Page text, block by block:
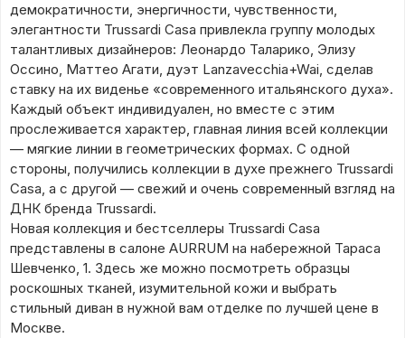
демократичности, энергичности, чувственности,
элегантности Trussardi Casa привлекла группу молодых
талантливых дизайнеров: Леонардо Таларико, Элизу
Оссино, Маттео Агати, дуэт Lanzavecchia+Wai, сделав
ставку на их виденье «современного итальянского духа».
Каждый объект индивидуален, но вместе с этим
прослеживается характер, главная линия всей коллекции
— мягкие линии в геометрических формах. С одной
стороны, получились коллекции в духе прежнего Trussardi
Casa, а с другой — свежий и очень современный взгляд на
ДНК бренда Trussardi.
Новая коллекция и бестселлеры Trussardi Casa
представлены в салоне AURRUM на набережной Тараса
Шевченко, 1. Здесь же можно посмотреть образцы
роскошных тканей, изумительной кожи и выбрать
стильный диван в нужной вам отделке по лучшей цене в
Москве.